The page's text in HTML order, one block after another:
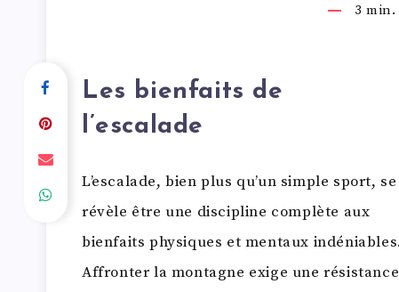
3 min.
Les bienfaits de
l’escalade
L’escalade, bien plus qu’un simple sport, se
révèle être une discipline complète aux
bienfaits physiques et mentaux indéniables.
Affronter la montagne exige une